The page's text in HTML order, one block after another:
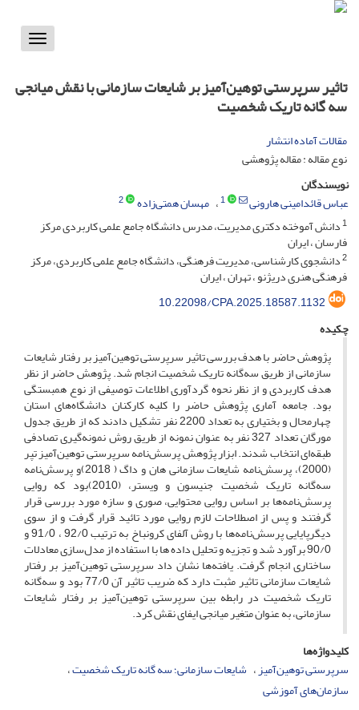
Toggle
تاثیر سرپرستی توهین‌آمیز بر شایعات سازمانی با نقش میانجی
سه گانه تاریک شخصیت
مقالات آماده انتشار
نوع مقاله : مقاله پژوهشی
نویسندگان
عباس قائدامینی هارونی
1 مهسان همتی‌زاده
2
1دانش آموخته دکتری مدیریت، مدرس دانشگاه جامع علمی کاربردی مرکز
فارسان ، ایران
2دانشجوی کارشناسی، مدیریت فرهنگی، دانشگاه جامع علمی کاربردی، مرکز
فرهنگی هنری دریژنو ، تهران ، ایران
10.22098/CPA.2025.18587.1132
چکیده
پژوهش حاضر با هدف بررسی تاثیر سرپرستی توهین‌آمیز بر رفتار شایعات
سازمانی از طریق سه‌گانه تاریک شخصیت انجام شد. پژوهش حاضر از نظر
هدف کاربردی و از نظر نحوه گردآوری اطلاعات توصیفی از نوع همبستگی
بود. جامعه آماری پژوهش حاضر را کلیه کارکنان دانشگاه‌های استان
چهارمحال و بختیاری به تعداد 2200 نفر تشکیل دادند که از طریق جدول
مورگان تعداد 327 نفر به عنوان نمونه از طریق روش نمونه‌گیری تصادفی
طبقه‌‌ای انتخاب شدند. ابزار پژوهش پرسش‌نامه سرپرستی توهین‌آمیز تپر
(2000)، پرسش‌نامه شایعات سازمانی هان و داگ ( 2018)و پرسش‌نامه
سه‌گانه تاریک شخصیت جنیسون و ویستر، (2010)بود که روایی
پرسش‌نامه‌ها بر اساس روایی محتوایی، صوری و سازه مورد بررسی قرار
گرفتند و پس از اصطلاحات لازم روایی مورد تائید قرار گرفت و از سوی
دیگرپایایی پرسش‌نامه‌ها با روش آلفای کرونباخ به ترتیب 92/0 ، 91/0 و
90/0 برآورد شد و تجزیه و تحلیل داده ها با استفاده از مدل‌سازی معادلات
ساختاری انجام گرفت. یافته‌ها نشان داد سرپرستی توهین‌آمیز بر رفتار
شایعات سازمانی تاثیر مثبت دارد که ضریب تاثیر آن 77/0 بود و سه‌گانه
تاریک شخصیت در رابطه بین سرپرستی توهین‌آمیز بر رفتار شایعات
سازمانی، به عنوان متغیر میانجی ایفای نقش کرد.
کلیدواژه‌ها
سرپرستی توهین‌آمیز شایعات سازمانی؛ سه گانه تاریک شخصیت
سازمان‌های آموزشی